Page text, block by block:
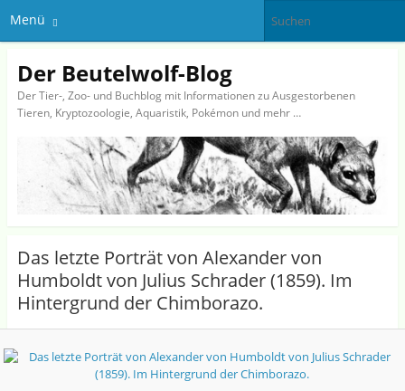
Menü
Der Beutelwolf-Blog
Der Tier-, Zoo- und Buchblog mit Informationen zu Ausgestorbenen
Tieren, Kryptozoologie, Aquaristik, Pokémon und mehr …
Das letzte Porträt von Alexander von
Humboldt von Julius Schrader (1859). Im
Hintergrund der Chimborazo.